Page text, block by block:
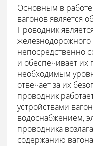
Основным в
вагонов является
Проводник
железнодорожного
непосредственно
и обеспечивает их
необходимым
отвечает за их
проводник
устройствами
водоснабжением,
проводника
содержанию